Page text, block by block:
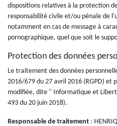
dispositions relatives à la protection
responsabilité civile et/ou pénale de
notamment en cas de message à
pornographique, quel que soit le
Protection des données
Le traitement des données
2016/679 du 27 avril 2016 (RGPD) et
modifiée, dite " Informatique et
493 du 20 juin 2018).
Responsable de traitement :